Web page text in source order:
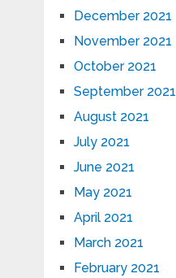
December 2021
November 2021
October 2021
September 2021
August 2021
July 2021
June 2021
May 2021
April 2021
March 2021
February 2021